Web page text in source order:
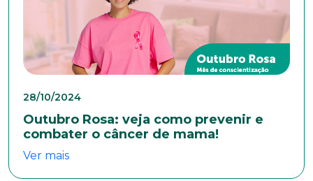
28/10/2024
Outubro Rosa: veja como prevenir e
combater o câncer de mama!
Ver mais